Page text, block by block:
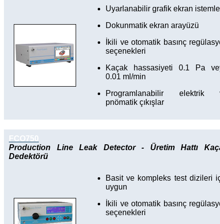
Uyarlanabilir grafik ekran
Dokunmatik ekran arayüzü
İkili ve otomatik basınç
seçenekleri
Kaçak hassasiyeti 0.1 Pa
0.01 ml/min
Programlanabilir elektrik
pnömatik çıkışlar
FCO750
Production Line Leak Detector - Üretim Hattı
Dedektörü
Basit ve kompleks test dizileri
uygun
İkili ve otomatik basınç
seçenekleri